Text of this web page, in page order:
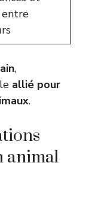
entre
,
allié pour
.
animal